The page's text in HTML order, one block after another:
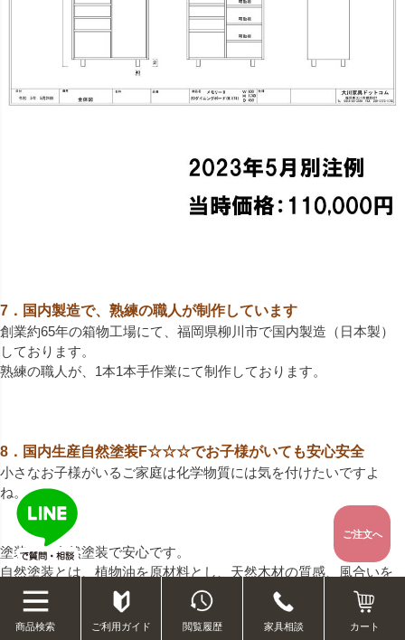
7．国内製造で、熟練の職人が制作しています
創業約65年の箱物工場にて、福岡県柳川市で国内製造（日本製）
しております。
熟練の職人が、1本1本手作業にて制作しております。
8．国内生産自然塗装F☆☆☆でお子様がいても安心安全
小さなお子様がいるご家庭は化学物質には気を付けたいですよ
ね。
塗装は、自然塗装で安心です。
自然塗装とは、植物油を原材料とし、天然木材の質感、風合いを
保つとともに、
木材の調湿機能を阻害しない快適な室内環境づくりに配慮した塗
装です。
商品検索 ご利用ガイド 閲覧履歴 家具相談 カート
ご注文へ